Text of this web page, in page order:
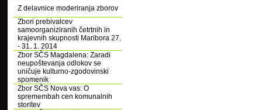
Z delavnice moderiranja zborov
Zbori prebivalcev
samoorganiziranih četrtnih in
krajevnih skupnosti Maribora 27.
- 31. 1. 2014
Zbor SČS Magdalena: Zaradi
neupoštevanja odlokov se
uničuje kulturno-zgodovinski
spomenik
Zbor SČS Nova vas: O
spremembah cen komunalnih
storitev